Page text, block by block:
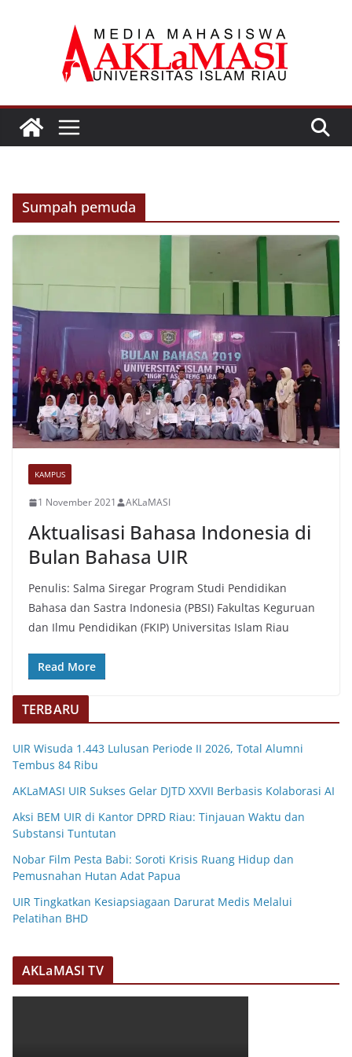
Sumpah pemuda
KAMPUS
1 November 2021 AKLaMASI
Aktualisasi Bahasa Indonesia di
Bulan Bahasa UIR
Penulis: Salma Siregar Program Studi Pendidikan
Bahasa dan Sastra Indonesia (PBSI) Fakultas Keguruan
dan Ilmu Pendidikan (FKIP) Universitas Islam Riau
Read More
TERBARU
UIR Wisuda 1.443 Lulusan Periode II 2026, Total Alumni
Tembus 84 Ribu
AKLaMASI UIR Sukses Gelar DJTD XXVII Berbasis Kolaborasi AI
Aksi BEM UIR di Kantor DPRD Riau: Tinjauan Waktu dan
Substansi Tuntutan
Nobar Film Pesta Babi: Soroti Krisis Ruang Hidup dan
Pemusnahan Hutan Adat Papua
UIR Tingkatkan Kesiapsiagaan Darurat Medis Melalui
Pelatihan BHD
AKLaMASI TV